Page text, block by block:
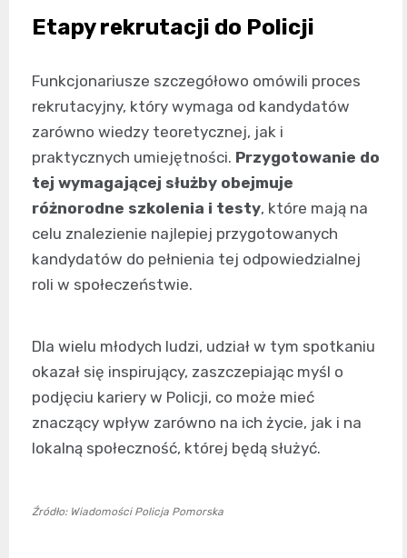
Etapy rekrutacji do Policji
Funkcjonariusze szczegółowo omówili proces
rekrutacyjny, który wymaga od kandydatów
zarówno wiedzy teoretycznej, jak i
praktycznych umiejętności. Przygotowanie do
tej wymagającej służby obejmuje
różnorodne szkolenia i testy, które mają na
celu znalezienie najlepiej przygotowanych
kandydatów do pełnienia tej odpowiedzialnej
roli w społeczeństwie.
Dla wielu młodych ludzi, udział w tym spotkaniu
okazał się inspirujący, zaszczepiając myśl o
podjęciu kariery w Policji, co może mieć
znaczący wpływ zarówno na ich życie, jak i na
lokalną społeczność, której będą służyć.
Źródło: Wiadomości Policja Pomorska